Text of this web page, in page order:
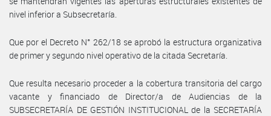
nivel inferior a Subsecretaría.
Que por el Decreto N° 262/18 se aprobó la estructura organizativa
de primer y segundo nivel operativo de la citada Secretaría.
Que resulta necesario proceder a la cobertura transitoria del cargo
vacante y financiado de Director/a de Audiencias de la
SUBSECRETARÍA DE GESTIÓN INSTITUCIONAL de la SECRETARÍA